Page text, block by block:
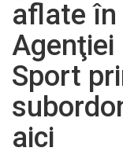
aflate
Agenţiei
Sport
aici